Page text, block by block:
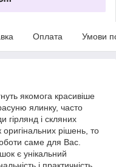
Оплата Умови
якомога красивіше
ялинку, часто
гірлянд і скляних
рішень, то
саме для Вас.
є унікальний
і практичність